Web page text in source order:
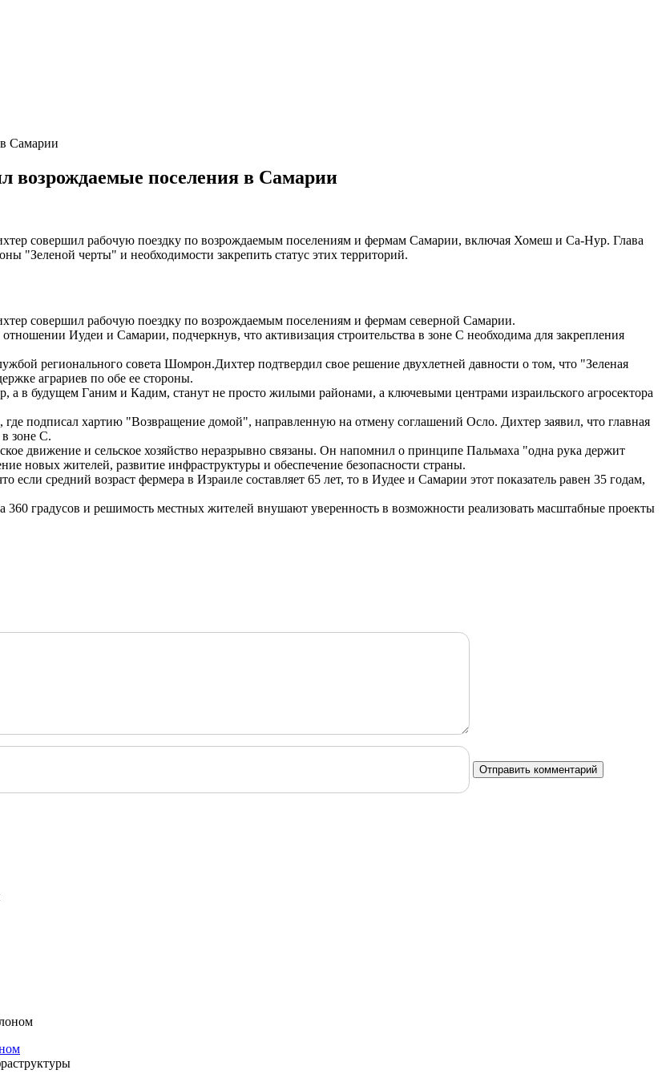
Самарии
возрождаемые поселения в Самарии
совершил рабочую поездку по возрождаемым поселениям и фермам Самарии, включая Хомеш и Са-Нур. Глава
"Зеленой черты" и необходимости закрепить статус этих территорий.
совершил рабочую поездку по возрождаемым поселениям и фермам северной Самарии.
Иудеи и Самарии, подчеркнув, что активизация строительства в зоне C необходима для закрепления
регионального совета Шомрон.Дихтер подтвердил свое решение двухлетней давности о том, что "Зеленая
аграриев по обе ее стороны.
в будущем Ганим и Кадим, станут не просто жилыми районами, а ключевыми центрами израильского агросектора
подписал хартию "Возвращение домой", направленную на отмену соглашений Осло. Дихтер заявил, что главная
зоне C.
движение и сельское хозяйство неразрывно связаны. Он напомнил о принципе Пальмаха "одна рука держит
новых жителей, развитие инфраструктуры и обеспечение безопасности страны.
если средний возраст фермера в Израиле составляет 65 лет, то в Иудее и Самарии этот показатель равен 35 годам,
градусов и решимость местных жителей внушают уверенность в возможности реализовать масштабные проекты